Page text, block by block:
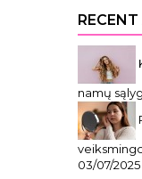
namų
03/07/2025